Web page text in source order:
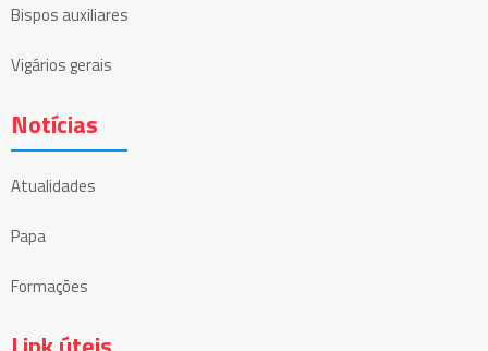
Bispos auxiliares
Vigários gerais
Notícias
Atualidades
Papa
Formações